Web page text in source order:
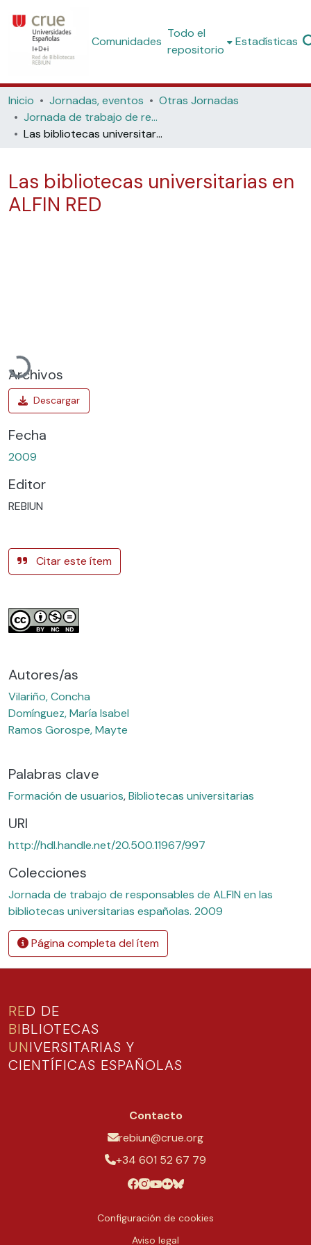
Comunidades
Todo el
repositorio
Estadísticas
Inicio Jornadas, eventos
Otras Jornadas
Jornada de trabajo de responsables de ALFIN en las bibliotecas universitarias españolas. 2009
Las bibliotecas universitarias en ALFIN RED
Las bibliotecas universitarias en
ALFIN RED
Cargando...
Archivos
Fecha
2009
Editor
REBIUN
Citar este ítem
Autores/as
Vilariño, Concha
Domínguez, María Isabel
Ramos Gorospe, Mayte
Palabras clave
Formación de usuarios,Bibliotecas universitarias
URI
http://hdl.handle.net/20.500.11967/997
Colecciones
Jornada de trabajo de responsables de ALFIN en las
bibliotecas universitarias españolas. 2009
Página completa del ítem
RED DE
BIBLIOTECAS
UNIVERSITARIAS Y
CIENTÍFICAS ESPAÑOLAS
Contacto
rebiun@crue.org
+34 601 52 67 79
Configuración de cookies
Aviso legal